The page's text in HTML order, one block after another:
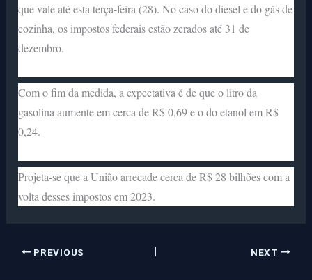
que vale até esta terça-feira (28). No caso do diesel e do gás de
cozinha, os impostos federais estão zerados até 31 de
dezembro.
Com o fim da medida, a expectativa é de que o litro da
gasolina aumente em cerca de R$ 0,69 e o do etanol em R$
0,24.
Projeta-se que a União arrecade cerca de R$ 28 bilhões com a
volta desses impostos em 2023.
PREVIOUS NEXT